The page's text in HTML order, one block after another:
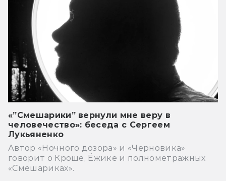
«”Смешарики” вернули мне веру в
человечество»: беседа с Сергеем
Лукьяненко
Автор «Ночного дозора» и «Черновика»
говорит о Кроше, Ёжике и полнометражных
«Смешариках».